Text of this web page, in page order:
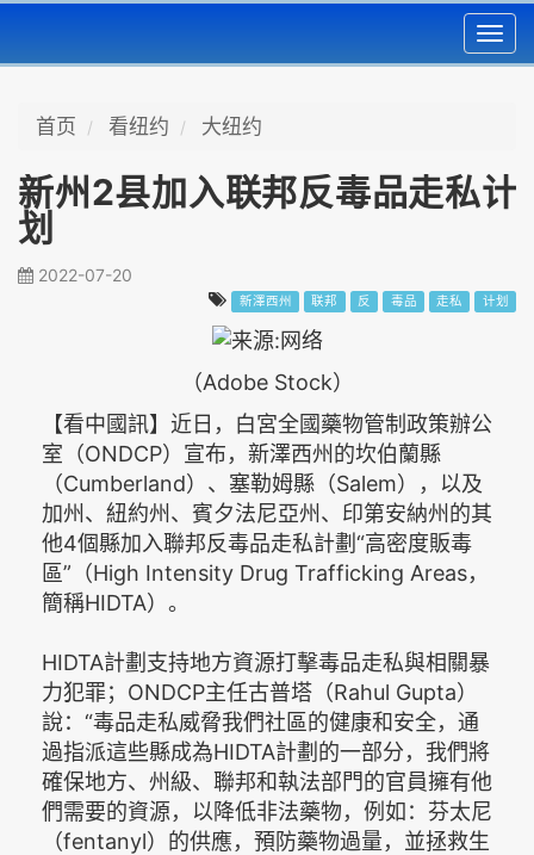
首页 看纽约 大纽约
新州2县加入联邦反毒品走私计
划
2022-07-20
新澤西州 联邦 反 毒品 走私 计划
（Adobe Stock）
【看中國訊】近日，白宮全國藥物管制政策辦公
室（ONDCP）宣布，新澤西州的坎伯蘭縣
（Cumberland）、塞勒姆縣（Salem），以及
加州、紐約州、賓夕法尼亞州、印第安納州的其
他4個縣加入聯邦反毒品走私計劃“高密度販毒
區”（High Intensity Drug Trafficking Areas，
簡稱HIDTA）。
HIDTA計劃支持地方資源打擊毒品走私與相關暴
力犯罪；ONDCP主任古普塔（Rahul Gupta）
說：“毒品走私威脅我們社區的健康和安全，通
過指派這些縣成為HIDTA計劃的一部分，我們將
確保地方、州級、聯邦和執法部門的官員擁有他
們需要的資源，以降低非法藥物，例如：芬太尼
（fentanyl）的供應，預防藥物過量，並拯救生